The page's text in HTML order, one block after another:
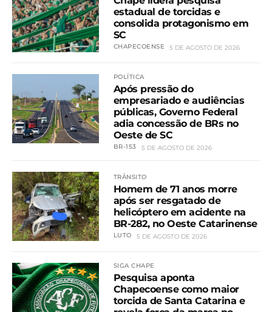
estadual de torcidas e
consolida protagonismo em
SC
CHAPECOENSE 5 DE AGOSTO DE 2026
POLÍTICA
Após pressão do
empresariado e audiências
públicas, Governo Federal
adia concessão de BRs no
Oeste de SC
BR-153 5 DE AGOSTO DE 2026
TRÂNSITO
Homem de 71 anos morre
após ser resgatado de
helicóptero em acidente na
BR-282, no Oeste Catarinense
LUTO 5 DE AGOSTO DE 2026
SIGA CHAPE
Pesquisa aponta
Chapecoense como maior
torcida de Santa Catarina e